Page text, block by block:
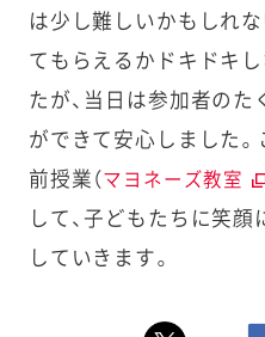
は少し難しいかもしれ
てもらえるかドキドキ
たが、当日は参加者の
ができて安心しました
前授業（マヨネーズ教室
して、子どもたちに笑
していきます。